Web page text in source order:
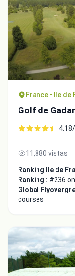
France • Ile de
Golf de
11,880 vistas
Ranking Ile de
Ranking : #236
Global
courses